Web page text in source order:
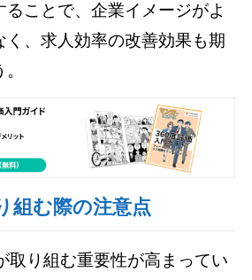
ることで、企業イメージがよ
く、求人効率の改善効果も期
組む際の注意点
取り組む重要性が高まってい